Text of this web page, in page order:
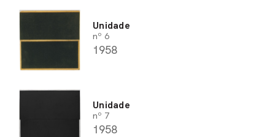
Unidade
nº 6
1958
Unidade
nº 7
1958